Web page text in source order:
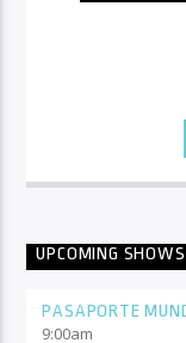
UPCOMING SHOWS
PASAPORTE
9:00am